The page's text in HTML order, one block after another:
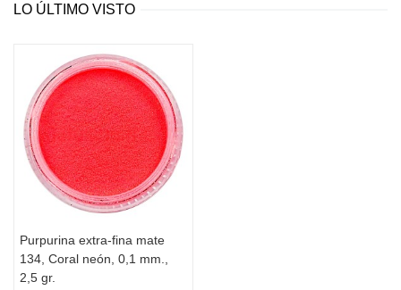
LO ÚLTIMO VISTO
Purpurina extra-fina mate
134, Coral neón, 0,1 mm.,
2,5 gr.